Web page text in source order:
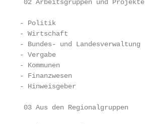
02 Arbeitsgruppen und
- Politik
- Wirtschaft
- Bundes- und
- Vergabe
- Kommunen
- Finanzwesen
- Hinweisgeber
03 Aus den